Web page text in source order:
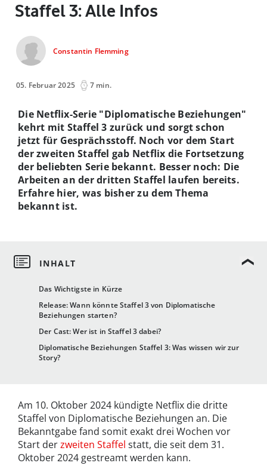
Staffel 3: Alle Infos
Constantin Flemming
05. Februar 2025 7 min.
Das Wichtigste in Kürze
Release: Wann könnte Staffel 3 von Diplomatische
Beziehungen starten?
Der Cast: Wer ist in Staffel 3 dabei?
Diplomatische Beziehungen Staffel 3: Was wissen wir zur
Story?
Die Netflix-Serie "Diplomatische Beziehungen"
kehrt mit Staffel 3 zurück und sorgt schon
jetzt für Gesprächsstoff. Noch vor dem Start
der zweiten Staffel gab Netflix die Fortsetzung
der beliebten Serie bekannt. Besser noch: Die
Arbeiten an der dritten Staffel laufen bereits.
Erfahre hier, was bisher zu dem Thema
bekannt ist.
Am 10. Oktober 2024 kündigte Netflix die dritte
Staffel von Diplomatische Beziehungen an. Die
Bekanntgabe fand somit exakt drei Wochen vor
Start derzweiten Staffel statt, die seit dem 31.
Oktober 2024 gestreamt werden kann.